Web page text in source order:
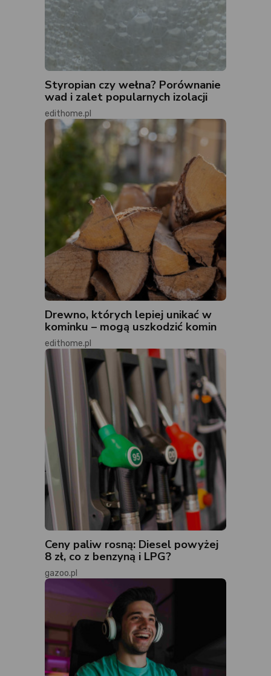
Styropian czy wełna? Porównanie
wad i zalet popularnych izolacji
edithome.pl
Drewno, których lepiej unikać w
kominku – mogą uszkodzić komin
edithome.pl
Ceny paliw rosną: Diesel powyżej
8 zł, co z benzyną i LPG?
gazoo.pl